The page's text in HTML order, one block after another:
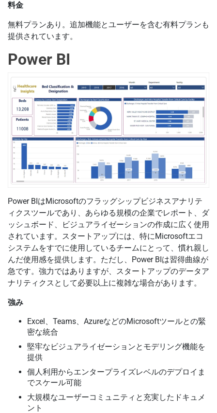
料金
無料プランあり。追加機能とユーザーを含む有料プランも
提供されています。
Power BI
Power BIはMicrosoftのフラッグシップビジネスアナリテ
ィクスツールであり、あらゆる規模の企業でレポート、ダ
ッシュボード、ビジュアライゼーションの作成に広く使用
されています。スタートアップには、特にMicrosoftエコ
システムをすでに使用しているチームにとって、慣れ親し
んだ使用感を提供します。ただし、Power BIは習得曲線が
急です。強力ではありますが、スタートアップのデータア
ナリティクスとして必要以上に複雑な場合があります。
強み
Excel、Teams、AzureなどのMicrosoftツールとの緊
密な統合
堅牢なビジュアライゼーションとモデリング機能を
提供
個人利用からエンタープライズレベルのデプロイま
でスケール可能
大規模なユーザーコミュニティと充実したドキュメ
ント